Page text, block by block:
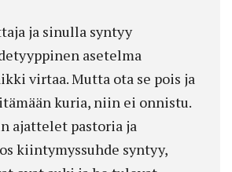
ja sinulla syntyy
asetelma
virtaa. Mutta ota se pois ja
kuria, niin ei onnistu.
ajattelet pastoria ja
kiintymyssuhde syntyy,